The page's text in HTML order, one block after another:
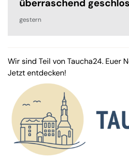
überraschend
gestern
Wir sind Teil von Taucha24. Euer
Jetzt entdecken!